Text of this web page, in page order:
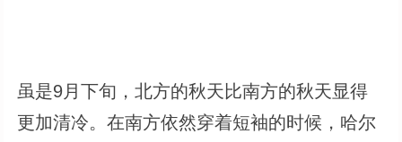
虽是9月下旬，北方的秋天比南方的秋天显得
更加清冷。在南方依然穿着短袖的时候，哈尔